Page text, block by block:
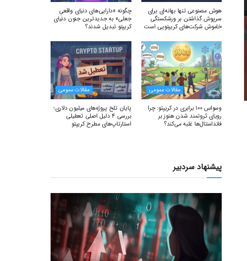
هوش مصنوعی تنها بهانه‌ای برای
سرپوش گذاشتن بر ورشکستگی
خاموش شرکت‌های کریپتویی است
چگونه «دارایی‌های دنیای واقعیِ
جعلی» به جدیدترین جنون دنیای
کریپتو تبدیل شدند؟
مقالات عمومی
وسواس ۱۰۰ برابری در کریپتو: چرا
رویای ثروتمند شدن هنوز بر
فاندامنتال‌ها غلبه می‌کند؟
مقالات عمومی
پایان تلخ پروژه‌های میلیون دلاری؛
بررسی ۴ دلیل اصلی تعطیلی
استارتاپ‌های مطرح کریپتو
پیشنهاد سردبیر